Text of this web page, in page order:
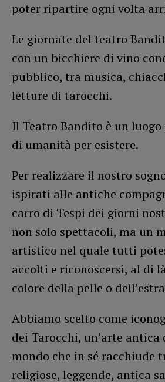
poter ripartire ogni volta
Le giornate del teatro
con un bicchiere di vino
pubblico, tra musica,
letture di tarocchi.
Il Teatro Bandito è un luogo
di umanità per esistere.
Per realizzare il nostro
ispirati alle antiche
carro di Tespi dei giorni
non solo spettacoli, ma un
artistico nel quale tutti
accolti e riconoscersi, al di
colore della pelle o
Abbiamo scelto come
dei Tarocchi, un’arte
mondo che in sé racchiude
religiose, leggende, antica